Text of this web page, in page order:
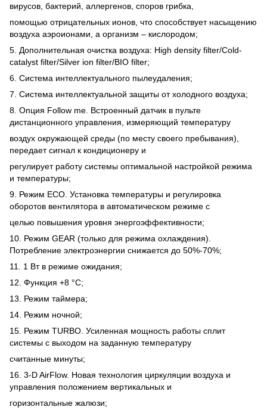
вирусов, бактерий, аллергенов, споров грибка,
помощью отрицательных ионов, что способствует насыщению
воздуха аэроионами, а организм – кислородом;
5. Дополнительная очистка воздуха: High density filter/Cold-
catalyst filter/Silver ion filter/BIO filter;
6. Система интеллектуального пылеудаления;
7. Система интеллектуальной защиты от холодного воздуха;
8. Опция Follow me. Встроенный датчик в пульте
дистанционного управления, измеряющий температуру
воздух окружающей среды (по месту своего пребывания),
передает сигнал к кондиционеру и
регулирует работу системы оптимальной настройкой режима
и температуры;
9. Режим ECO. Установка температуры и регулировка
оборотов вентилятора в автоматическом режиме с
целью повышения уровня энергоэффективности;
10. Режим GEAR (только для режима охлаждения).
Потребление электроэнергии снижается до 50%-70%;
11. 1 Вт в режиме ожидания;
12. Функция +8 °С;
13. Режим таймера;
14. Режим ночной;
15. Режим TURBO. Усиленная мощность работы сплит
системы с выходом на заданную температуру
считанные минуты;
16. 3-D AirFlow. Новая технология циркуляции воздуха и
управления положением вертикальных и
горизонтальные жалюзи;